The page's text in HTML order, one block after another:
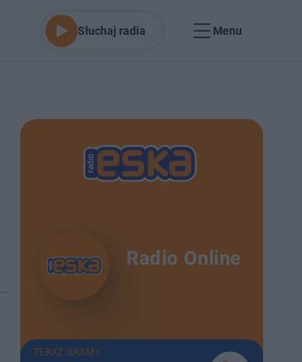
Słuchaj radia Menu
Radio Online
TERAZ GRAMY